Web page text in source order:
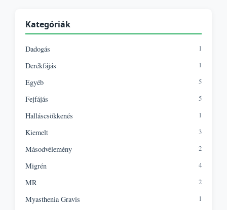
Kategóriák
Dadogás 1
Derékfájás 1
Egyéb 5
Fejfájás 5
Halláscsökkenés 1
Kiemelt 3
Másodvélemény 2
Migrén 4
MR 2
Myasthenia Gravis 1